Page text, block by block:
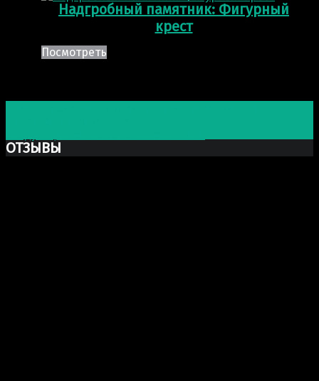
Надгробный памятник: Фигурный
крест
Посмотреть
ОТЗЫВЫ